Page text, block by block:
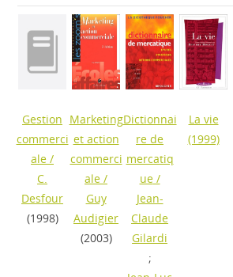
Gestion
commerci
ale /
C.
Desfour
(1998)
Marketing
et action
commerci
ale /
Guy
Audigier
(2003)
Dictionnai
re de
mercatiq
ue/
Jean-
Claude
Gilardi
;
La vie
(1999)